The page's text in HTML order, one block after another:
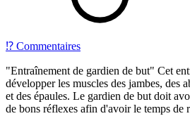
⁉️ Commentaires
"Entraînement de gardien de but" Cet
développer les muscles des jambes, des
et des épaules. Le gardien de but doit
de bons réflexes afin d'avoir le temps de